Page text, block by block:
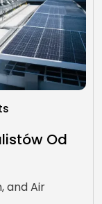
Od
and Air